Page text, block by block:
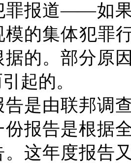
道——如果
模的集体犯罪
的。部分原
起的。
由联邦调查
报告是根据
。这年度报告